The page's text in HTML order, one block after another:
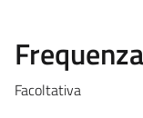
Facoltativa